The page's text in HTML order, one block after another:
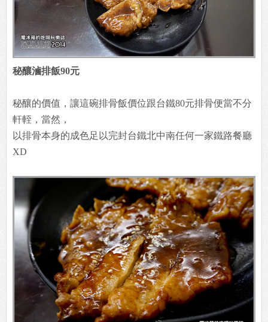
秘釀滷排飯90元
秘釀的價值，讓這碗排骨飯價位跟台鐵80元排骨便當不分
軒輊，當然，
以排骨本身的成色足以完封台鐵北中南任何一家鐵路餐廳
XD